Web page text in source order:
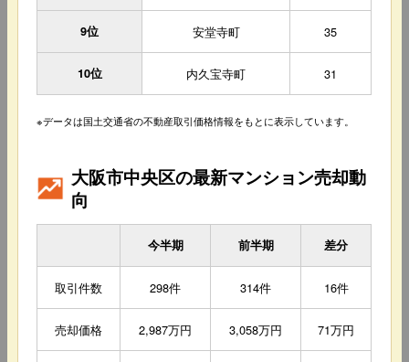
9位 安堂寺町 35
10位 内久宝寺町 31
※データは国土交通省の不動産取引価格情報をもとに表示しています。
大阪市中央区の最新マンション売却動
向
今半期 前半期 差分
取引件数 298件 314件 16件
売却価格 2,987万円 3,058万円 71万円